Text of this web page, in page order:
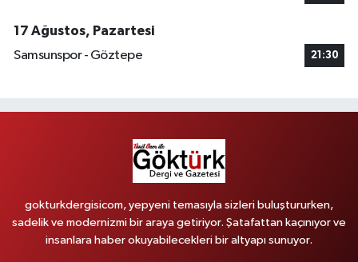
17 Ağustos, Pazartesi
Samsunspor - Göztepe
21:30
gokturkdergisicom, yepyeni temasıyla sizleri buluştururken,
sadelik ve modernizmi bir araya getiriyor. Şatafattan kaçınıyor ve
insanlara haber okuyabilecekleri bir altyapı sunuyor.